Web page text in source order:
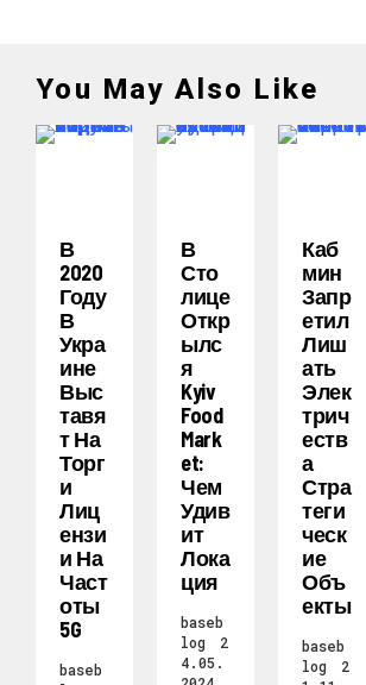
You May Also Like
В
2020
Году
В
Укра
Ине
Выс
Тавя
Т На
Торг
И
Лиц
Ензи
И На
Част
Оты
5G
baseb
В
Сто
Лице
Откр
Ылс
Я
Kyiv
Food
Mark
Et:
Чем
Удив
Ит
Лока
Ция
baseb
log
2
4.05.
Каб
Мин
Запр
Етил
Лиш
Ать
Элек
Трич
Еств
А
Стра
Теги
Ческ
Ие
Объ
Екты
baseb
log
2